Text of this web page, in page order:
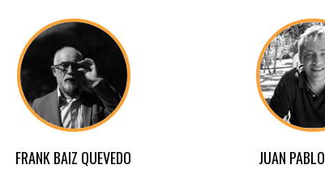
FRANK BAIZ QUEVEDO JUAN